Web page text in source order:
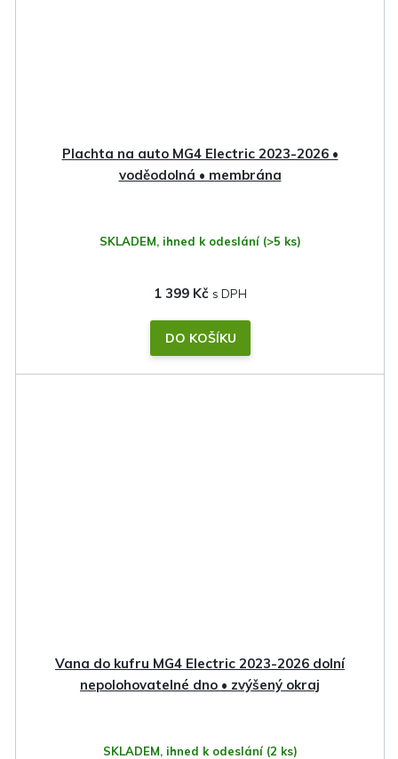
Plachta na auto MG4 Electric 2023-2026 •
voděodolná • membrána
SKLADEM, ihned k odeslání (>5 ks)
1 399 Kč
DO KOŠÍKU
Vana do kufru MG4 Electric 2023-2026 dolní
nepolohovatelné dno • zvýšený okraj
SKLADEM, ihned k odeslání (2 ks)